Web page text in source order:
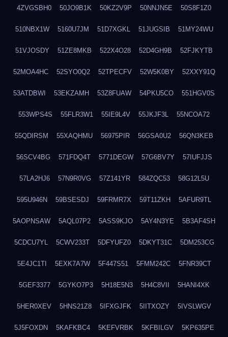
4ZVGSBH0 50JO9B1K 50KZ2V9P 50NNJN5E 50S8F1Z0
510NBX1W 5160U7JM 51D7XGKL 51JUGSIB 51MY24WU
51VJOSDY 51ZE8MKB 522X4O28 52D4GH9B 52FJKYTB
52MOA4HC 52SYO0Q2 52TPECFV 52W5K0BY 52XXY91Q
53ATDBWI 53EKZAMH 53Z8FUAW 54PKU5CO 551HGV0S
553WPS4S 55FLR3W1 55IE9L4V 55JKJF3L 55NCOA72
55QDIRSM 55XAQHMU 56975PIR 56GSA0U2 56QN3KEB
56SCV4BG 571FDQ4T 5771DEGW 57G6BV7Y 57IUFJJS
57LA2HJ6 57N9R0VG 57Z141YR 584ZQC53 58G12L5U
595U946N 59BSESDJ 59FRMR7X 59T11ZKH 5AFUR9TL
5AOPNSAW 5AQL07P2 5ASS9KJO 5AY4N3YE 5B3AF4SH
5CDCU7YL 5CWV233T 5DFYUFZ0 5DKYT31C 5DM253CG
5E4JC1TI 5EXK7A7W 5F447S51 5FMM242C 5FNR39CT
5GEF3377 5GYKO7P3 5H18E5N3 5H4C8VII 5HANI4XK
5HER0XEV 5HNS21Z8 5IFXGJFK 5IITXOZY 5IVSLWGV
5J5FOXDN 5KAFKBC4 5KEFVRBK 5KFBILGV 5KP635PE